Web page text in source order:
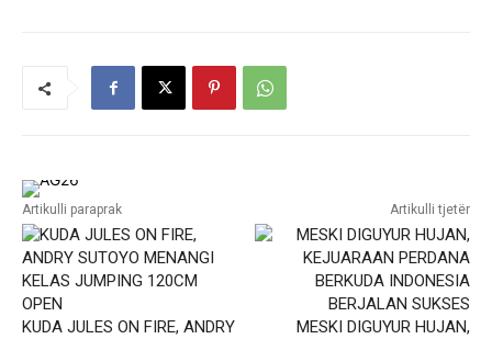
Artikulli paraprak
KUDA JULES ON FIRE, ANDRY
Artikulli tjetër
MESKI DIGUYUR HUJAN,